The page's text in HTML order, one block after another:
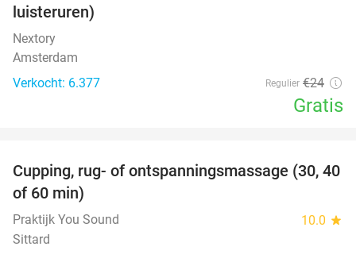
luisteruren)
Nextory
Amsterdam
Verkocht: 6.377
Regulier €24
Gratis
60%
Cupping, rug- of ontspanningsmassage (30, 40
of 60 min)
Praktijk You Sound 10.0 star
Sittard